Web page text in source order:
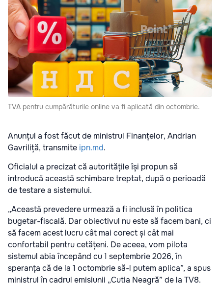
TVA pentru cumpărăturile online va fi aplicată din octombrie.
Anunțul a fost făcut de ministrul Finanțelor, Andrian
Gavriliță, transmite ipn.md.
Oficialul a precizat că autoritățile își propun să
introducă această schimbare treptat, după o perioadă
de testare a sistemului.
„Această prevedere urmează a fi inclusă în politica
bugetar-fiscală. Dar obiectivul nu este să facem bani, ci
să facem acest lucru cât mai corect și cât mai
confortabil pentru cetățeni. De aceea, vom pilota
sistemul abia începând cu 1 septembrie 2026, în
speranța că de la 1 octombrie să-l putem aplica”, a spus
ministrul în cadrul emisiunii „Cutia Neagră” de la TV8.